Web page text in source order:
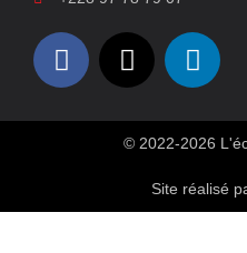
© 2022-2026
Site réalisé